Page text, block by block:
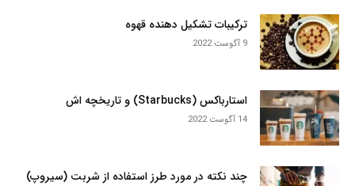
ترکيبات تشکيل دهنده قهوه
9 آگوست 2022
استارباکس (Starbucks) و تاریخچه اش
14 آگوست 2022
چند نکته در مورد طرز استفاده از شربت (سیروپ)